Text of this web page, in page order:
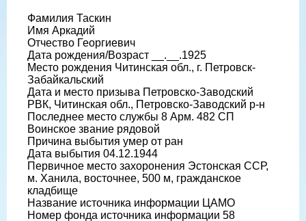
Фамилия Таскин
Имя Аркадий
Отчество Георгиевич
Дата рождения/Возраст __.__.1925
Место рождения Читинская обл., г. Петровск-
Забайкальский
Дата и место призыва Петровско-Заводский
РВК, Читинская обл., Петровско-Заводский р-н
Последнее место службы 8 Арм. 482 СП
Воинское звание рядовой
Причина выбытия умер от ран
Дата выбытия 04.12.1944
Первичное место захоронения Эстонская ССР,
м. Ханила, восточнее, 500 м, гражданское
кладбище
Название источника информации ЦАМО
Номер фонда источника информации 58